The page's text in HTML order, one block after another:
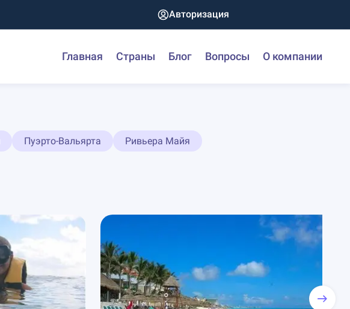
Авторизация
Главная Страны Блог Вопросы О компании
Пуэрто-Вальярта Ривьера Майя